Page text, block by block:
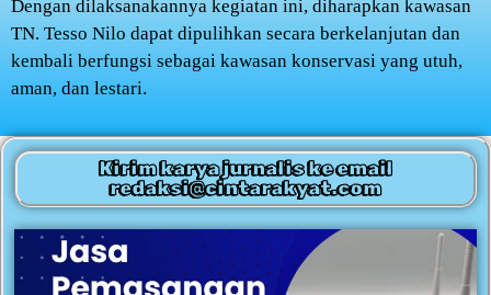
Dengan dilaksanakannya kegiatan ini, diharapkan kawasan
TN. Tesso Nilo dapat dipulihkan secara berkelanjutan dan
kembali berfungsi sebagai kawasan konservasi yang utuh,
aman, dan lestari.
Kirim karya jurnalis ke email
redaksi@cintarakyat.com